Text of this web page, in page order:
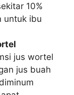
10%
untuk ibu
jus wortel
jus buah